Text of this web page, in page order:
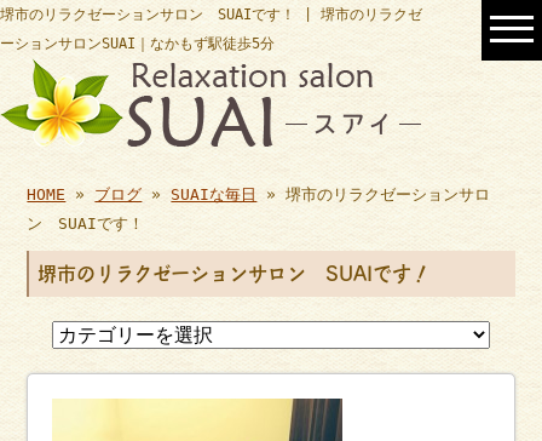
堺市のリラクゼーションサロン SUAIです！ | 堺市のリラクゼ
ーションサロンSUAI｜なかもず駅徒歩5分
HOME » ブログ »SUAIな毎日
» 堺市のリラクゼーションサロ
ン SUAIです！
堺市のリラクゼーションサロン SUAIです！